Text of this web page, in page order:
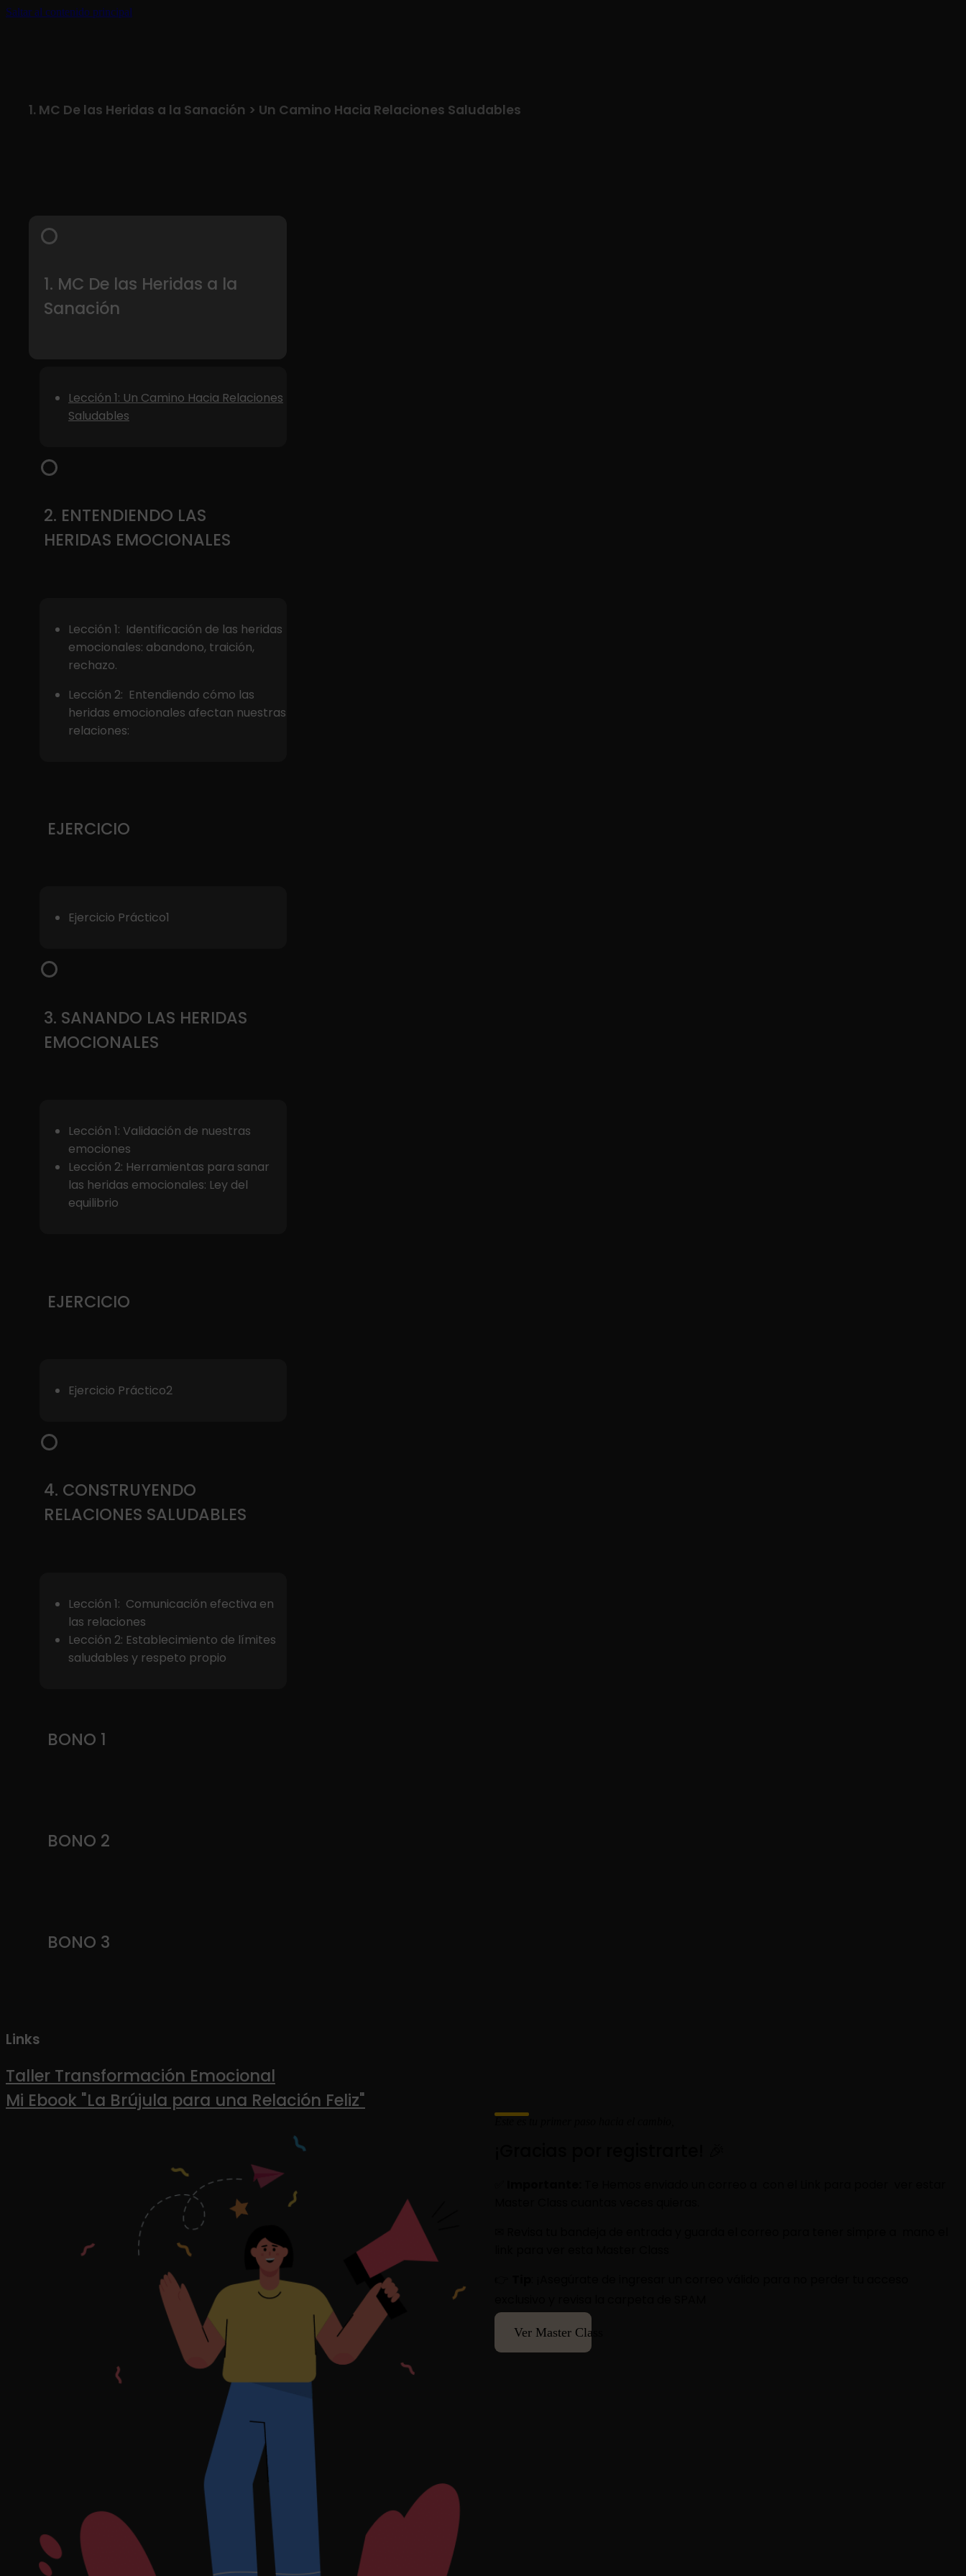
Saltar al contenido principal
1. MC De las Heridas a la Sanación > Un Camino Hacia Relaciones Saludables
1. MC De las Heridas a la
Sanación
Lección 1: Un Camino Hacia Relaciones
Saludables
2. ENTENDIENDO LAS
HERIDAS EMOCIONALES
Lección 1: Identificación de las heridas
emocionales: abandono, traición,
rechazo.
Lección 2: Entendiendo cómo las
heridas emocionales afectan nuestras
relaciones:
EJERCICIO
Ejercicio Práctico1
3. SANANDO LAS HERIDAS
EMOCIONALES
Lección 1: Validación de nuestras
emociones
Lección 2: Herramientas para sanar
las heridas emocionales: Ley del
equilibrio
EJERCICIO
Ejercicio Práctico2
4. CONSTRUYENDO
RELACIONES SALUDABLES
Lección 1: Comunicación efectiva en
las relaciones
Lección 2: Establecimiento de límites
saludables y respeto propio
BONO 1
BONO 2
BONO 3
Links
Taller Transformación Emocional
Mi Ebook "La Brújula para una Relación Feliz"
Ver Master Class